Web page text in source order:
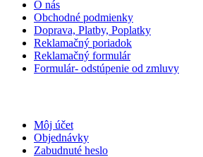
O nás
Obchodné podmienky
Doprava, Platby, Poplatky
Reklamačný poriadok
Reklamačný formulár
Formulár- odstúpenie od zmluvy
Môj účet
Objednávky
Zabudnuté heslo